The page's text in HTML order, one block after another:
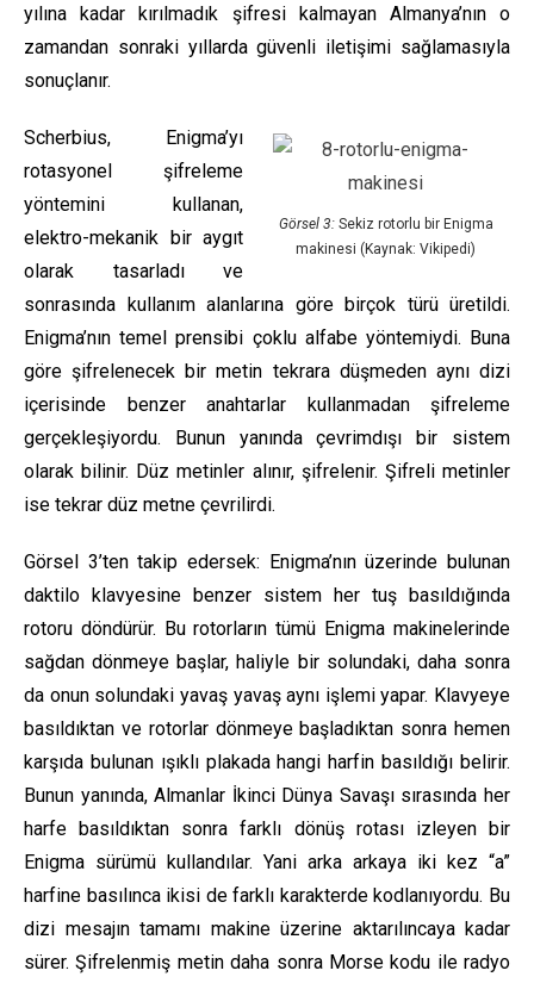
yılına kadar kırılmadık şifresi kalmayan Almanya’nın o
zamandan sonraki yıllarda güvenli iletişimi sağlamasıyla
sonuçlanır.
Görsel 3:Sekiz rotorlu bir Enigma
makinesi (Kaynak: Vikipedi)
Scherbius, Enigma’yı
rotasyonel şifreleme
yöntemini kullanan,
elektro-mekanik bir aygıt
olarak tasarladı ve
sonrasında kullanım alanlarına göre birçok türü üretildi.
Enigma’nın temel prensibi çoklu alfabe yöntemiydi. Buna
göre şifrelenecek bir metin tekrara düşmeden aynı dizi
içerisinde benzer anahtarlar kullanmadan şifreleme
gerçekleşiyordu. Bunun yanında çevrimdışı bir sistem
olarak bilinir. Düz metinler alınır, şifrelenir. Şifreli metinler
ise tekrar düz metne çevrilirdi.
Görsel 3’ten takip edersek: Enigma’nın üzerinde bulunan
daktilo klavyesine benzer sistem her tuş basıldığında
rotoru döndürür. Bu rotorların tümü Enigma makinelerinde
sağdan dönmeye başlar, haliyle bir solundaki, daha sonra
da onun solundaki yavaş yavaş aynı işlemi yapar. Klavyeye
basıldıktan ve rotorlar dönmeye başladıktan sonra hemen
karşıda bulunan ışıklı plakada hangi harfin basıldığı belirir.
Bunun yanında, Almanlar İkinci Dünya Savaşı sırasında her
harfe basıldıktan sonra farklı dönüş rotası izleyen bir
Enigma sürümü kullandılar. Yani arka arkaya iki kez “a”
harfine basılınca ikisi de farklı karakterde kodlanıyordu. Bu
dizi mesajın tamamı makine üzerine aktarılıncaya kadar
sürer. Şifrelenmiş metin daha sonra Morse kodu ile radyo